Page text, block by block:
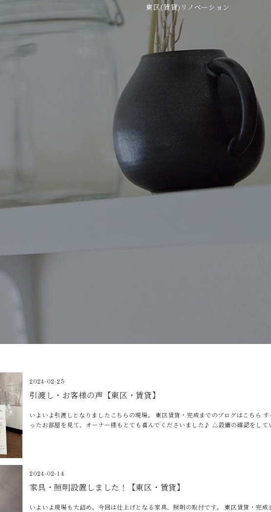
東区(賃貸)リノベーション
2024-02-25
引渡し・お客様の声【東区・賃貸】
いよいよ引渡しとなりましたこちらの現場。 東区賃貸・完成までのブログはこちら す
ったお部屋を見て、オーナー様もとても喜んでくださいました♪ △設備の確認をして
2024-02-14
家具・照明設置しました！【東区・賃貸】
いよいよ現場も大詰め。今回は仕上げとなる家具、照明の取付です。 東区賃貸・完成